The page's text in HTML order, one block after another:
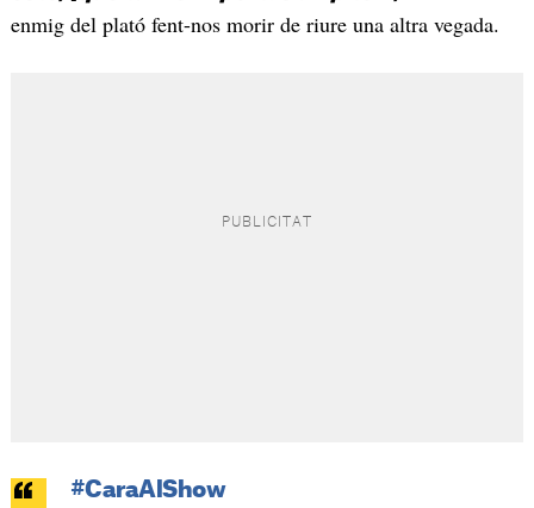
enmig del plató fent-nos morir de riure una altra vegada.
#CaraAlShow